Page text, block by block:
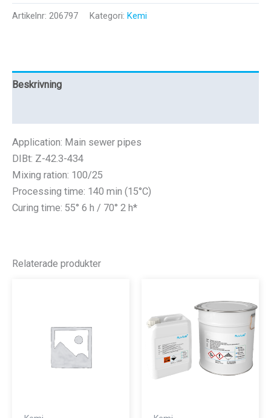
EP180
Artikelnr: 206797 Kategori: Kemi
Beskrivning
Application: Main sewer pipes
DIBt: Z-42.3-434
Mixing ration: 100/25
Processing time: 140 min (15°C)
Curing time: 55° 6 h / 70° 2 h*
Relaterade produkter